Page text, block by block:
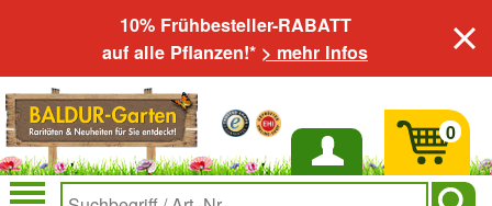
10% Frühbesteller-RABATT
auf alle Pflanzen!* > mehr Infos
Anmelden
0